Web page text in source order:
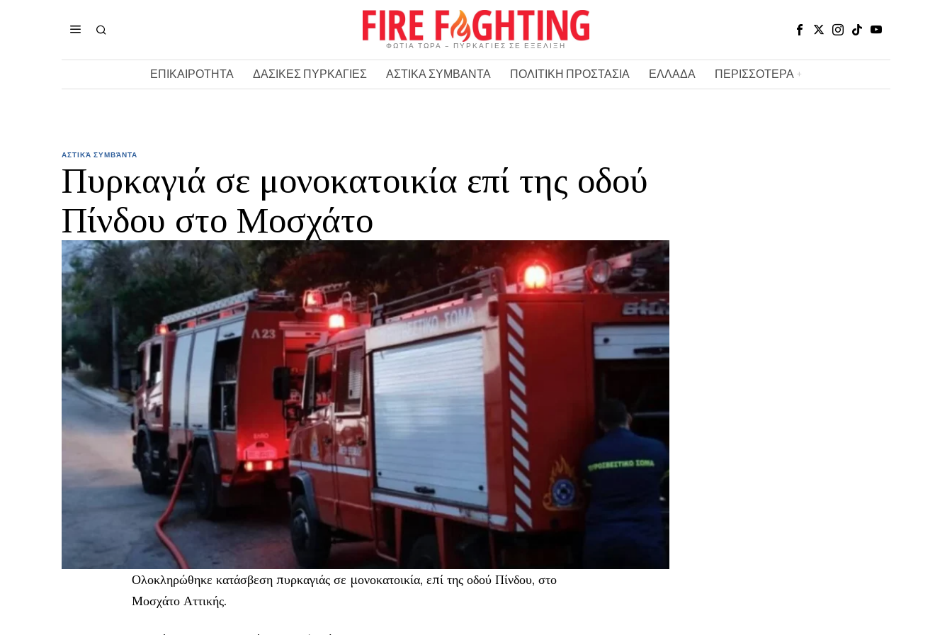
ΦΩΤΙΑ ΤΩΡΑ – ΠΥΡΚΑΓΙΕΣ ΣΕ ΕΞΕΛΙΞΗ
ΕΠΙΚΑΙΡΟΤΗΤΑ ΔΑΣΙΚΕΣ ΠΥΡΚΑΓΙΕΣ ΑΣΤΙΚΑ ΣΥΜΒΑΝΤΑ ΠΟΛΙΤΙΚΗ ΠΡΟΣΤΑΣΙΑ ΕΛΛΑΔΑ ΠΕΡΙΣΣΟΤΕΡΑ
ΑΣΤΙΚΆ ΣΥΜΒΆΝΤΑ
Πυρκαγιά σε μονοκατοικία επί της οδού
Πίνδου στο Μοσχάτο
Ολοκληρώθηκε κατάσβεση πυρκαγιάς σε μονοκατοικία, επί της οδού Πίνδου, στο
Μοσχάτο Αττικής.